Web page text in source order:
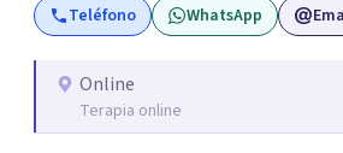
de cambio basadas en evidencia para
promover cambios sostenibles. Como divulgador
científico, acerca la psicología y las
Teléfono WhatsApp
Online
Terapia online